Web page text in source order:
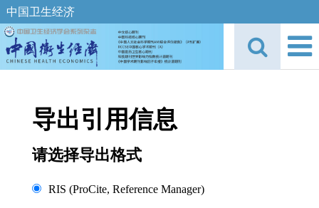
中国卫生经济
导出引用信息
请选择导出格式
RIS (ProCite, Reference Manager)